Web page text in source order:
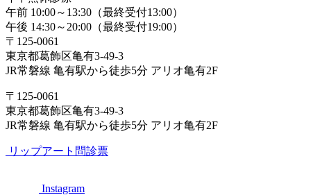
午前 10:00～13:30（最終受付13:00）
午後 14:30～20:00（最終受付19:00）
〒125-0061
東京都葛飾区亀有3-49-3
JR常磐線 亀有駅から徒歩5分 アリオ亀有2F
〒125-0061
東京都葛飾区亀有3-49-3
JR常磐線 亀有駅から徒歩5分 アリオ亀有2F
リップアート問診票
Instagram